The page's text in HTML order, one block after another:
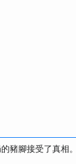
豬腳接受了真相。